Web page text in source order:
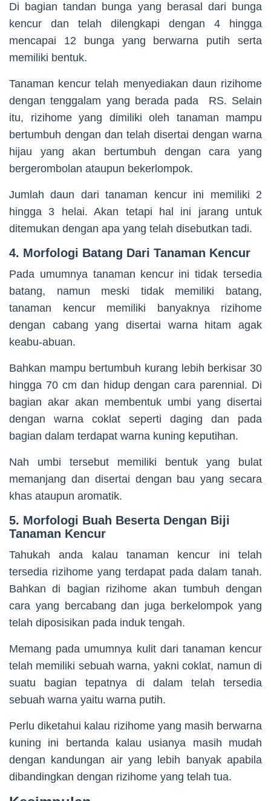
Di bagian tandan bunga yang berasal dari bunga
kencur dan telah dilengkapi dengan 4 hingga
mencapai 12 bunga yang berwarna putih serta
memiliki bentuk.
Tanaman kencur telah menyediakan daun rizihome
dengan tenggalam yang berada pada RS. Selain
itu, rizihome yang dimiliki oleh tanaman mampu
bertumbuh dengan dan telah disertai dengan warna
hijau yang akan bertumbuh dengan cara yang
bergerombolan ataupun bekerlompok.
Jumlah daun dari tanaman kencur ini memiliki 2
hingga 3 helai. Akan tetapi hal ini jarang untuk
ditemukan dengan apa yang telah disebutkan tadi.
4. Morfologi Batang Dari Tanaman Kencur
Pada umumnya tanaman kencur ini tidak tersedia
batang, namun meski tidak memiliki batang,
tanaman kencur memiliki banyaknya rizihome
dengan cabang yang disertai warna hitam agak
keabu-abuan.
Bahkan mampu bertumbuh kurang lebih berkisar 30
hingga 70 cm dan hidup dengan cara parennial. Di
bagian akar akan membentuk umbi yang disertai
dengan warna coklat seperti daging dan pada
bagian dalam terdapat warna kuning keputihan.
Nah umbi tersebut memiliki bentuk yang bulat
memanjang dan disertai dengan bau yang secara
khas ataupun aromatik.
5. Morfologi Buah Beserta Dengan Biji
Tanaman Kencur
Tahukah anda kalau tanaman kencur ini telah
tersedia rizihome yang terdapat pada dalam tanah.
Bahkan di bagian rizihome akan tumbuh dengan
cara yang bercabang dan juga berkelompok yang
telah diposisikan pada induk tengah.
Memang pada umumnya kulit dari tanaman kencur
telah memiliki sebuah warna, yakni coklat, namun di
suatu bagian tepatnya di dalam telah tersedia
sebuah warna yaitu warna putih.
Perlu diketahui kalau rizihome yang masih berwarna
kuning ini bertanda kalau usianya masih mudah
dengan kandungan air yang lebih banyak apabila
dibandingkan dengan rizihome yang telah tua.